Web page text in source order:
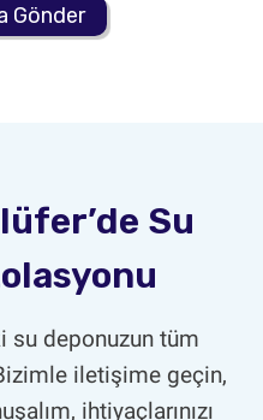
Gönder
Su
su deponuzun tüm
iletişime geçin,
ihtiyaçlarınızı